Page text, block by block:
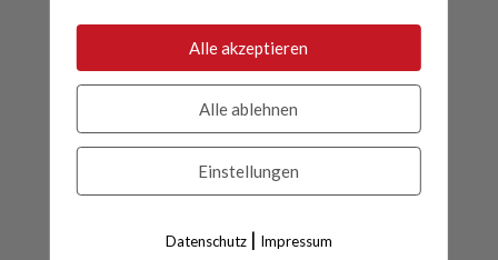
Öffnungszeiten
Hochfügenerstraße 77, A-6263 Fügen
T: +43 (0)5288 – 20 112, Fax: DW - 12
Alle akzeptieren
Alle ablehnen
Einstellungen
Datenschutz| Impressum